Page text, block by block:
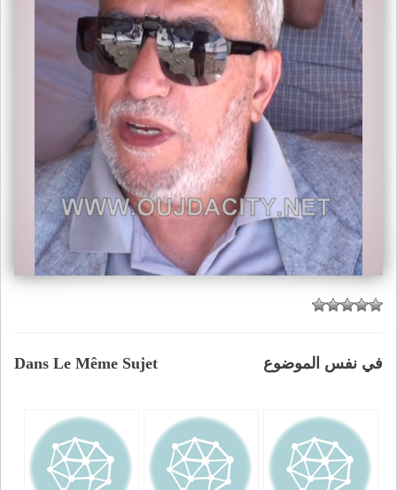
Dans Le Même Sujet في نفس الموضوع